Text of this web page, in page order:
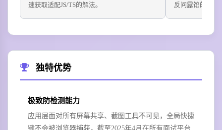
速获取适配JS/TS的解法。
反问露馅的风险
独特优势
极致防检测能力
应用层面对所有屏幕共享、截图工具不可见，全局快捷
键不会被浏览器捕获，截至2025年4月在所有面试平台